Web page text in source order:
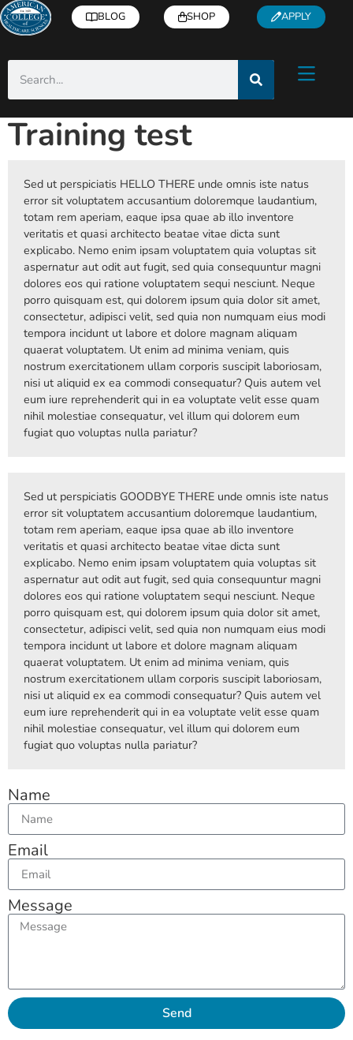
BLOG SHOP APPLY
Training test
Sed ut perspiciatis HELLO THERE unde omnis iste natus
error sit voluptatem accusantium doloremque laudantium,
totam rem aperiam, eaque ipsa quae ab illo inventore
veritatis et quasi architecto beatae vitae dicta sunt
explicabo. Nemo enim ipsam voluptatem quia voluptas sit
aspernatur aut odit aut fugit, sed quia consequuntur magni
dolores eos qui ratione voluptatem sequi nesciunt. Neque
porro quisquam est, qui dolorem ipsum quia dolor sit amet,
consectetur, adipisci velit, sed quia non numquam eius modi
tempora incidunt ut labore et dolore magnam aliquam
quaerat voluptatem. Ut enim ad minima veniam, quis
nostrum exercitationem ullam corporis suscipit laboriosam,
nisi ut aliquid ex ea commodi consequatur? Quis autem vel
eum iure reprehenderit qui in ea voluptate velit esse quam
nihil molestiae consequatur, vel illum qui dolorem eum
fugiat quo voluptas nulla pariatur?
Sed ut perspiciatis GOODBYE THERE unde omnis iste natus
error sit voluptatem accusantium doloremque laudantium,
totam rem aperiam, eaque ipsa quae ab illo inventore
veritatis et quasi architecto beatae vitae dicta sunt
explicabo. Nemo enim ipsam voluptatem quia voluptas sit
aspernatur aut odit aut fugit, sed quia consequuntur magni
dolores eos qui ratione voluptatem sequi nesciunt. Neque
porro quisquam est, qui dolorem ipsum quia dolor sit amet,
consectetur, adipisci velit, sed quia non numquam eius modi
tempora incidunt ut labore et dolore magnam aliquam
quaerat voluptatem. Ut enim ad minima veniam, quis
nostrum exercitationem ullam corporis suscipit laboriosam,
nisi ut aliquid ex ea commodi consequatur? Quis autem vel
eum iure reprehenderit qui in ea voluptate velit esse quam
nihil molestiae consequatur, vel illum qui dolorem eum
fugiat quo voluptas nulla pariatur?
Name
Email
Message
Send